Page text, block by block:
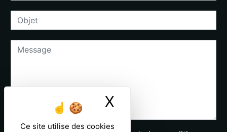
Ce site utilise des cookies
X